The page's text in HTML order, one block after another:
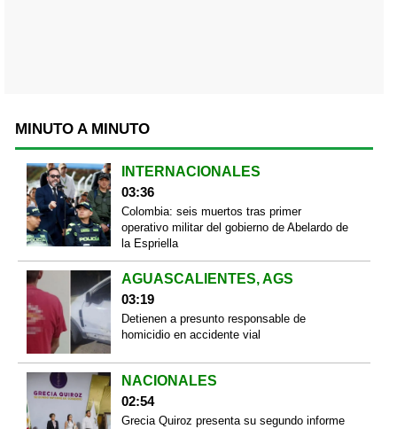
MINUTO A MINUTO
INTERNACIONALES
03:36
Colombia: seis muertos tras primer
operativo militar del gobierno de Abelardo de
la Espriella
AGUASCALIENTES, AGS
03:19
Detienen a presunto responsable de
homicidio en accidente vial
NACIONALES
02:54
Grecia Quiroz presenta su segundo informe